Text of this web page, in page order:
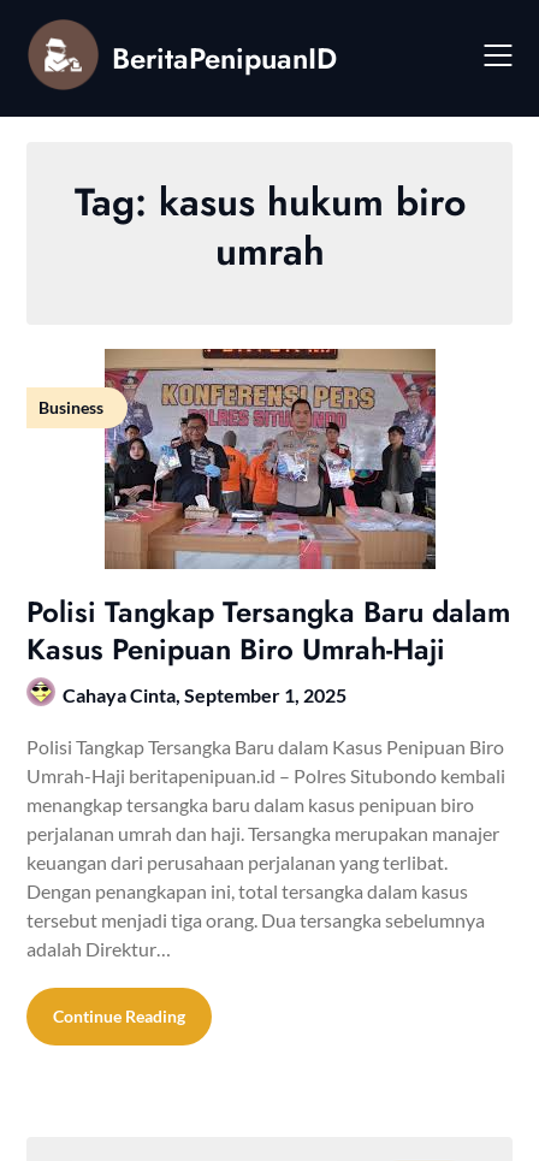
content
BeritaPenipuanID
Tag: kasus hukum biro
umrah
Business
Polisi Tangkap Tersangka Baru dalam
Kasus Penipuan Biro Umrah-Haji
Cahaya Cinta,September 1, 2025
Polisi Tangkap Tersangka Baru dalam Kasus Penipuan Biro
Umrah-Haji beritapenipuan.id – Polres Situbondo kembali
menangkap tersangka baru dalam kasus penipuan biro
perjalanan umrah dan haji. Tersangka merupakan manajer
keuangan dari perusahaan perjalanan yang terlibat.
Dengan penangkapan ini, total tersangka dalam kasus
tersebut menjadi tiga orang. Dua tersangka sebelumnya
adalah Direktur…
Continue Reading